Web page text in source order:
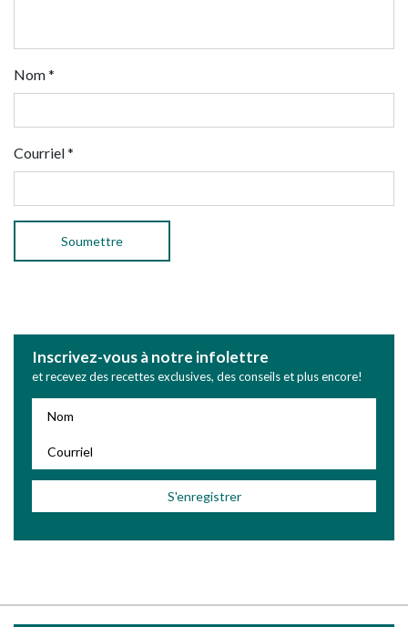
Nom*
Courriel*
Inscrivez-vous à notre infolettre
et recevez des recettes exclusives, des conseils et plus encore!